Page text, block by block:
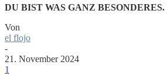
DU BIST WAS GANZ
Von
el flojo
-
21. November 2024
1